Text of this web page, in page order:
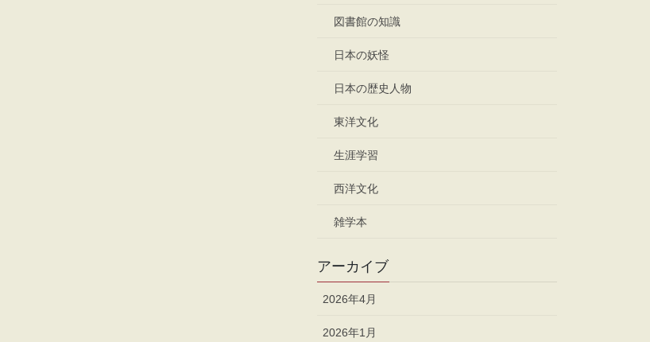
図書館の知識
日本の妖怪
日本の歴史人物
東洋文化
生涯学習
西洋文化
雑学本
アーカイブ
2026年4月
2026年1月